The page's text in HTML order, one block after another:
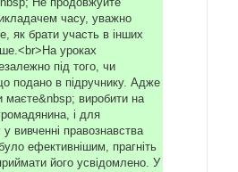
Не продовжуйте
часу, уважно
як брати участь в інших
уроках
під того, чи
подано в підручнику. Адже
виробити на
і для
вивченні правознавства
ефективнішим, прагніть
його усвідомлено. У